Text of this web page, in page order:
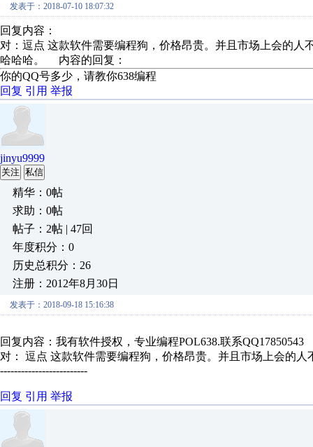
发表于：2018-07-10 18:07:32
回复内容：
对：逗点 这款软件需要编程狗，价格昂贵。并且市场上会的
哈哈哈。 内容的回复：
你的QQ号多少，请教你638编程
回复 引用 举报
jinyu9999
关注 私信
精华：0帖
求助：0帖
帖子：2帖 | 47回
年度积分：0
历史总积分：26
注册：2012年8月30日
发表于：2018-09-18 15:16:38
回复内容：我有软件授权，专业编程POL638.联系QQ17850543
对： 逗点 这款软件需要编程狗，价格昂贵。并且市场上会的人
-------------------------
回复 引用 举报